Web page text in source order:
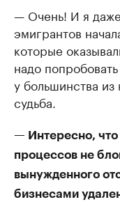
— Очень! И я
эмигрантов
которые
надо
у большинства из
судьба.
— Интересно, что
процессов не
вынужденного
бизнесами